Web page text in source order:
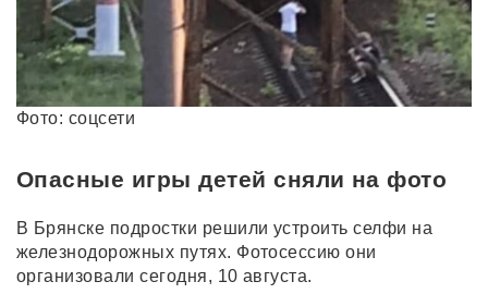
Фото: соцсети
Опасные игры детей сняли на фото
В Брянске подростки решили устроить селфи на
железнодорожных путях. Фотосессию они
организовали сегодня, 10 августа.